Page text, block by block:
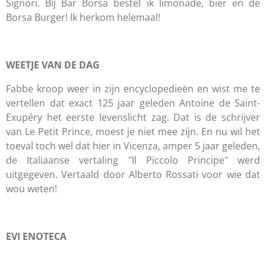
Signori. Bij Bar Borsa bestel ik limonade, bier en de
Borsa Burger! Ik herkom helemaal!
WEETJE VAN DE DAG
Fabbe kroop weer in zijn encyclopedieën en wist me te
vertellen dat exact 125 jaar geleden Antoine de Saint-
Exupéry het eerste levenslicht zag. Dat is de schrijver
van Le Petit Prince, moest je niet mee zijn. En nu wil het
toeval toch wel dat hier in Vicenza, amper 5 jaar geleden,
de Italiaanse vertaling "Il Piccolo Principe" werd
uitgegeven. Vertaald door Alberto Rossati voor wie dat
wou weten!
EVI ENOTECA